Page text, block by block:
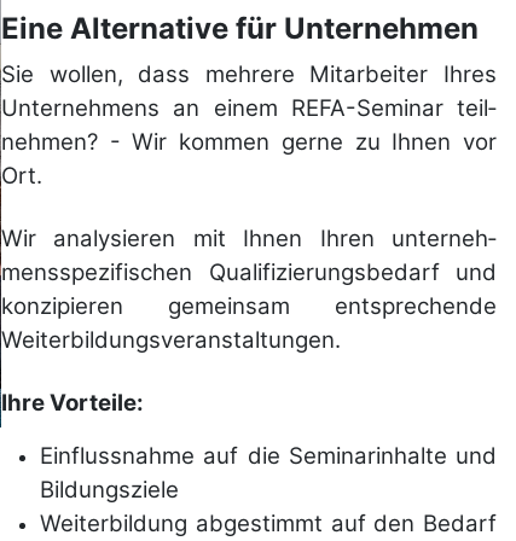
Eine Alternative für Unternehmen
Sie wollen, dass mehrere Mit­arbeiter Ihres
Unter­nehmens an einem REFA-Seminar teil­
nehmen? -Wir kommen gerne zu Ihnen vor
Ort.
Wir analy­sieren mit Ihnen Ihren unter­neh­
mens­spezi­fischen Qua­li­fizie­rungs­be­darf und
kon­zi­pie­ren gemein­sam ent­spre­chende
Weiter­bildungs­ver­anstal­tungen.
Ihre Vorteile:
Einflussnahme auf die Seminar­inhalte und
Bil­dungs­ziele
Weiterbildung ab­ge­stimmt auf den Bedarf